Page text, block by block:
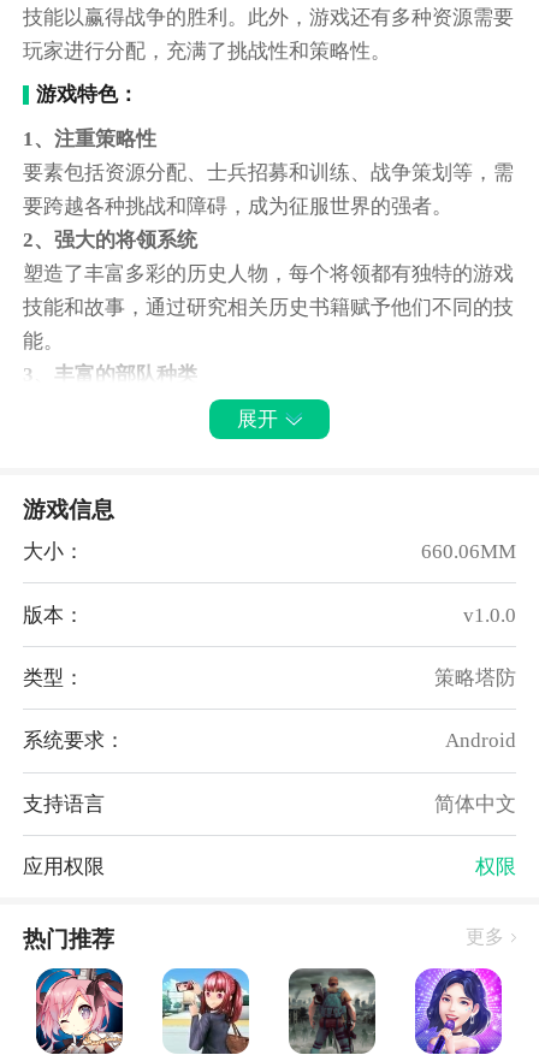
技能以赢得战争的胜利。此外，游戏还有多种资源需要
玩家进行分配，充满了挑战性和策略性。
游戏特色：
1、注重策略性
要素包括资源分配、士兵招募和训练、战争策划等，需
要跨越各种挑战和障碍，成为征服世界的强者。
2、强大的将领系统
塑造了丰富多彩的历史人物，每个将领都有独特的游戏
技能和故事，通过研究相关历史书籍赋予他们不同的技
能。
3、丰富的部队种类
游戏中有更多本土化的部队以及近代部队的加入，使游
戏的战斗更加丰富多彩。
游戏的战役时间线可以根据游戏的推进不断解锁，使游
戏本身更加符合历史发展。
在征服、外交和公主模式方面开展了很多创新，提高了
游戏的可玩性。
游戏亮点：
1、可以跟其他玩家组队，一起完成任务或进行战斗，
2、战斗模式非常有挑战性，要求玩家理智运筹布局以
获得胜利，带来更好的游戏体验。
3、游戏画面非常精美，色彩鲜艳，细节清晰，音效逼
4、加入了许多历史人物、部队等，犹如置身于真正的
战国时期中，有很高的历史贴近度。
展开
游戏信息
大小： 660.06MM
版本： v1.0.0
类型： 策略塔防
系统要求： Android
支持语言 简体中文
应用权限 权限
热门推荐 更多